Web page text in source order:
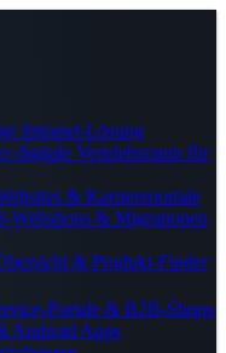
Intranet-Lösung
digitale Vertriebsraum für
& Karriereportale
Webshops & Migrationen
& Produkt-Finder
Portale & B2B-Shops
Android Apps